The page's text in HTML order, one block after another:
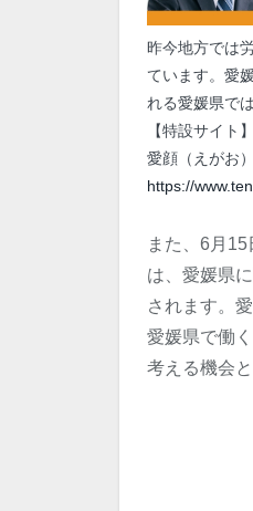
昨今地方では
ています。愛
れる愛媛県で
【特設サイト】
愛顔（えがお
https://
また、6月
は、愛媛県
されます。
愛媛県で働
考える機会